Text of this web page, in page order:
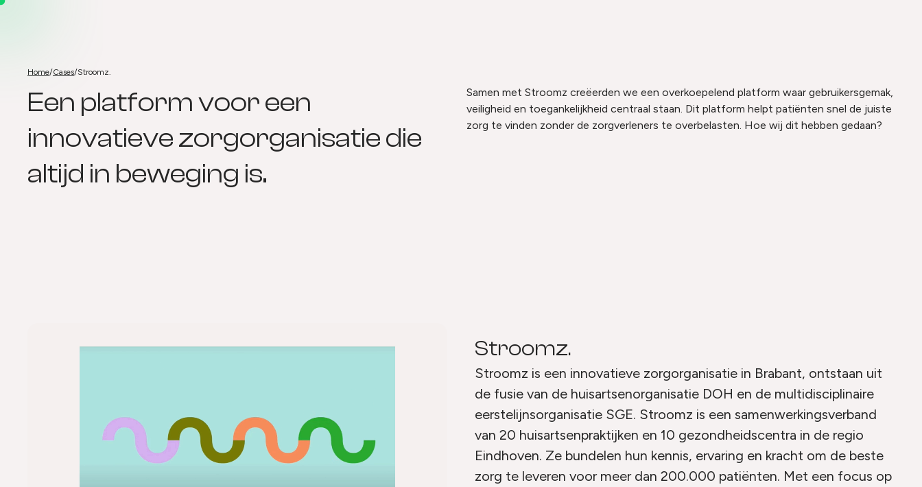
Home/Cases/Stroomz.
Stroomz.
Een platform voor een
innovatieve zorgorganisatie die
altijd in beweging is.
Samen met Stroomz creëerden we een overkoepelend platform waar gebruikersgemak,
veiligheid en toegankelijkheid centraal staan. Dit platform helpt patiënten snel de juiste
zorg te vinden zonder de zorgverleners te overbelasten. Hoe wij dit hebben gedaan?
Stroomz.
Stroomz is een innovatieve zorgorganisatie in Brabant, ontstaan uit
de fusie van de huisartsenorganisatie DOH en de multidisciplinaire
eerstelijnsorganisatie SGE. Stroomz is een samenwerkingsverband
van 20 huisartsenpraktijken en 10 gezondheidscentra in de regio
Eindhoven. Ze bundelen hun kennis, ervaring en kracht om de beste
zorg te leveren voor meer dan 200.000 patiënten. Met een focus op